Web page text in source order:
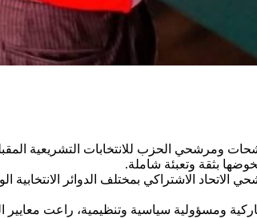
ومرشحي الحزب للانتخابات التشريعية
بثقة وتعبئة شاملة.
الاشتراكي بمختلف الدوائر الانتخابية
سياسية وتنظيمية، راعت معايير